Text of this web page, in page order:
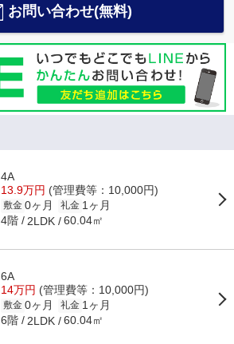
お問い合わせ(無料)
4A
13.9万円 (管理費等：10,000円)
敷金 0ヶ月 礼金 1ヶ月
4階 2LDK 60.04㎡
6A
14万円 (管理費等：10,000円)
敷金 0ヶ月 礼金 1ヶ月
6階 2LDK 60.04㎡